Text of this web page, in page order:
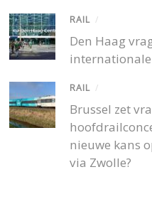
RAIL /
Den Haag
RAIL /
Brussel zet
nieuwe kans
via Zwolle?